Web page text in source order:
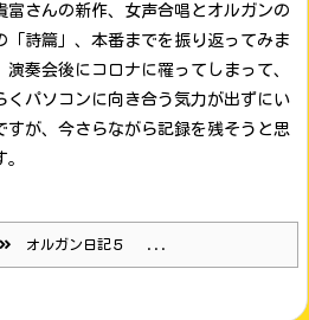
富さんの新作、女声合唱とオルガンの
「詩篇」、本番までを振り返ってみま
演奏会後にコロナに罹ってしまって、
くパソコンに向き合う気力が出ずにい
すが、今さらながら記録を残そうと思
オルガン日記５ ...